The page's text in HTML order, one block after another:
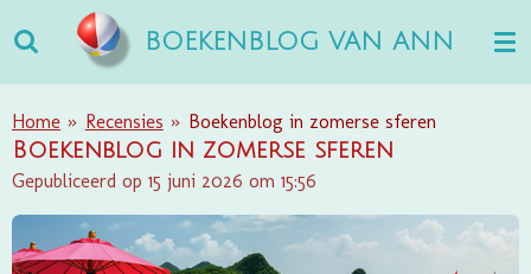
direct
naar
de
hoofdinhoud
BOEKENBLOG VAN ANN
Home » Recensies » Boekenblog in zomerse sferen
Boekenblog in zomerse sferen
Gepubliceerd op 15 juni 2026 om 15:56